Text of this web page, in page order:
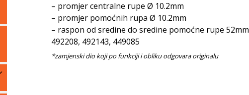
– promjer centralne rupe Ø 10.2mm
– promjer pomoćnih rupa Ø 10.2mm
– raspon od sredine do sredine pomoćne rupe 52mm
492208, 492143, 449085